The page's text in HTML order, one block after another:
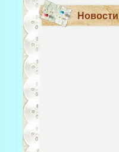
Новости